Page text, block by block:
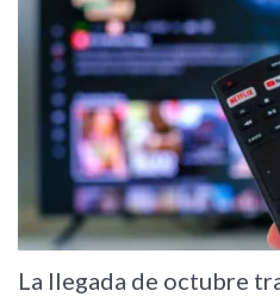
La llegada de octubre